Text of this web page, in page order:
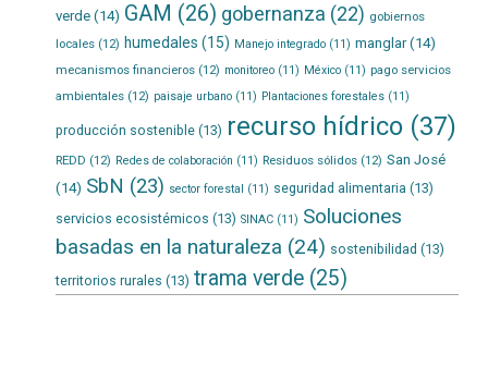
verde(14) GAM (26) gobernanza (22) gobiernos
locales(12) humedales (15) Manejo integrado(11) manglar(14)
mecanismos financieros(12) monitoreo(11) México(11) pago servicios
ambientales(12) paisaje urbano(11) Plantaciones forestales(11)
producción sostenible(13) recurso hídrico(37)
REDD (12) Redes de colaboración (11) Residuos sólidos(12) San José
(14) SbN (23) sector forestal (11) seguridad alimentaria (13)
servicios ecosistémicos (13) SINAC(11) Soluciones
basadas en la naturaleza (24) sostenibilidad (13)
territorios rurales (13) trama verde(25)